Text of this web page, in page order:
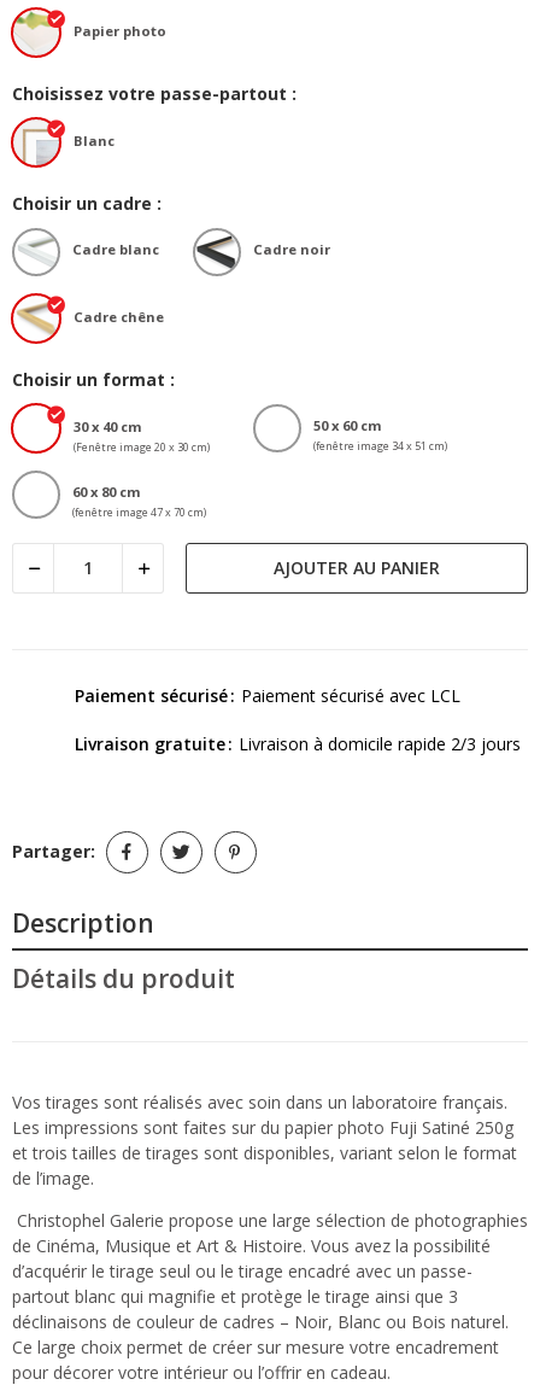
Papier photo
Choisissez votre passe-partout :
Blanc
Choisir un cadre :
Cadre blanc Cadre noir
Cadre chêne
Choisir un format :
30 x 40 cm
(Fenêtre image 20 x 30 cm)
50 x 60 cm
(fenêtre image 34 x 51 cm)
60 x 80 cm
(fenêtre image 47 x 70 cm)
AJOUTER AU PANIER
Paiement sécurisé Paiement sécurisé avec LCL
Livraison gratuite Livraison à domicile rapide 2/3 jours
Partager:
Description
Détails du produit
Vos tirages sont réalisés avec soin dans un laboratoire français.
Les impressions sont faites sur du papier photo Fuji Satiné 250g
et trois tailles de tirages sont disponibles, variant selon le format
de l’image.
Christophel Galerie propose une large sélection de photographies
de Cinéma, Musique et Art & Histoire. Vous avez la possibilité
d’acquérir le tirage seul ou le tirage encadré avec un passe-
partout blanc qui magnifie et protège le tirage ainsi que 3
déclinaisons de couleur de cadres – Noir, Blanc ou Bois naturel.
Ce large choix permet de créer sur mesure votre encadrement
pour décorer votre intérieur ou l’offrir en cadeau.